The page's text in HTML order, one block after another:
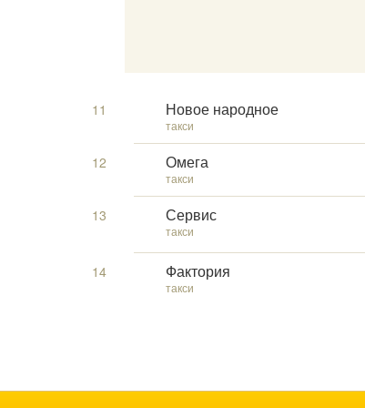
11
Новое народное
такси
12
Омега
такси
13
Сервис
такси
14
Фактория
такси